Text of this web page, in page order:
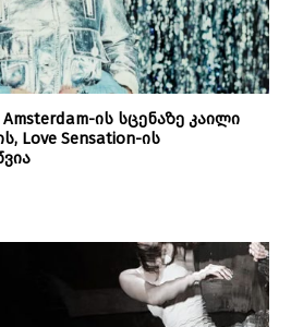
ის სცენაზე კაილი
Love Sensation-ის